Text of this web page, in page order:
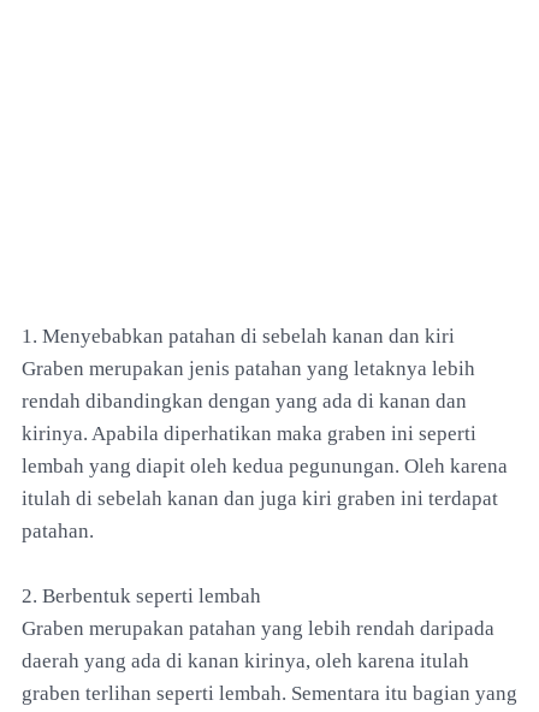
1. Menyebabkan patahan di sebelah kanan dan kiri
Graben merupakan jenis patahan yang letaknya lebih
rendah dibandingkan dengan yang ada di kanan dan
kirinya. Apabila diperhatikan maka graben ini seperti
lembah yang diapit oleh kedua pegunungan. Oleh karena
itulah di sebelah kanan dan juga kiri graben ini terdapat
patahan.
2. Berbentuk seperti lembah
Graben merupakan patahan yang lebih rendah daripada
daerah yang ada di kanan kirinya, oleh karena itulah
graben terlihan seperti lembah. Sementara itu bagian yang